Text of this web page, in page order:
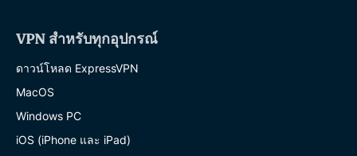
VPN สำหรับทุกอุปกรณ์
ดาวน์โหลด ExpressVPN
MacOS
Windows PC
iOS (iPhone และ iPad)